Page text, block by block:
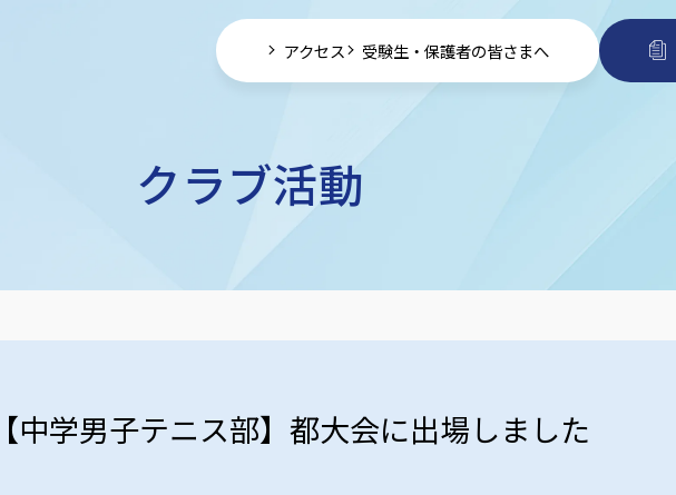
アクセス 受験生・保護者の皆さまへ
クラブ活動
中学男子テニス部】都大会に出場しました